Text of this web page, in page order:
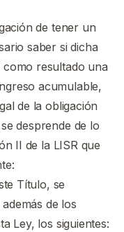
de tener un
saber si dicha
resultado una
acumulable,
de la obligación
desprende de lo
II de la LISR que
Título, se
de los
Ley, los siguientes: